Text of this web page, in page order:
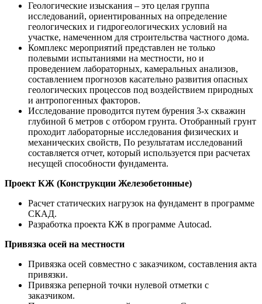
Геологические изыскания – это целая группа
исследований, ориентированных на определение
геологических и гидрогеологических условий на
участке, намеченном для строительства частного дома.
Комплекс мероприятий представлен не только
полевыми испытаниями на местности, но и
проведением лабораторных, камеральных анализов,
составлением прогнозов касательно развития опасных
геологических процессов под воздействием природных
и антропогенных факторов.
Исследование проводится путем бурения 3-х скважин
глубиной 6 метров с отбором грунта. Отобранный грунт
проходит лабораторные исследования физических и
механических свойств, По результатам исследований
составляется отчет, который используется при расчетах
несущей способности фундамента.
Проект КЖ (Конструкции Железобетонные)
Расчет статических нагрузок на фундамент в программе
СКАД.
Разработка проекта КЖ в программе Autocad.
Привязка осей на местности
Привязка осей совместно с заказчиком, составления акта
привязки.
Привязка реперной точки нулевой отметки с
заказчиком.